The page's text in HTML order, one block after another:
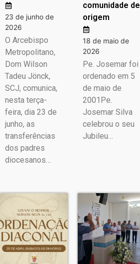
23 de junho de
2026
O Arcebispo
Metropolitano,
Dom Wilson
Tadeu Jönck,
SCJ, comunica,
nesta terça-
feira, dia 23 de
junho, as
transferências
dos padres
diocesanos…
comunidade de
origem
18 de maio de
2026
Pe. Josemar foi
ordenado em 5
de maio de
2001Pe.
Josemar Silva
celebrou o seu
Jubileu…